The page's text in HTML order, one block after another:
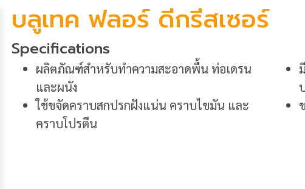
บลูเทค ฟลอร์ ดีกรีสเซอร์
Specifications
ผลิตภัณฑ์สำหรับทำความสะอาดพื้น ท่อเดรน
และผนัง
ใช้ขจัดคราบสกปรกฝังแน่น คราบไขมัน และ
คราบโปรตีน